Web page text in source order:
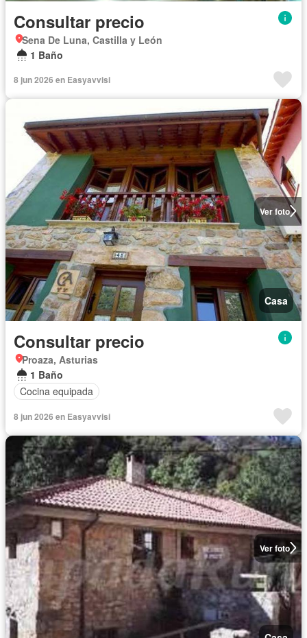
Consultar precio
Sena De Luna, Castilla y León
1 Baño
8 jun 2026 en Easyavvisi
Ver foto
Casa
Consultar precio
Proaza, Asturias
1 Baño
Cocina equipada
8 jun 2026 en Easyavvisi
Ver foto